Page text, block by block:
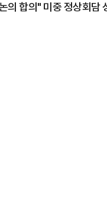
의 합의" 미중 정상회담